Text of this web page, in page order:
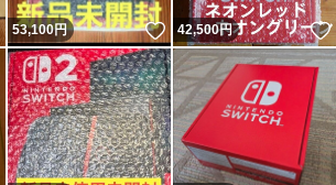
いいね！
53,100円 いいね！
42,500円